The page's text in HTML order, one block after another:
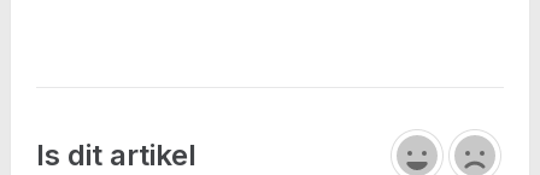
Is dit artikel